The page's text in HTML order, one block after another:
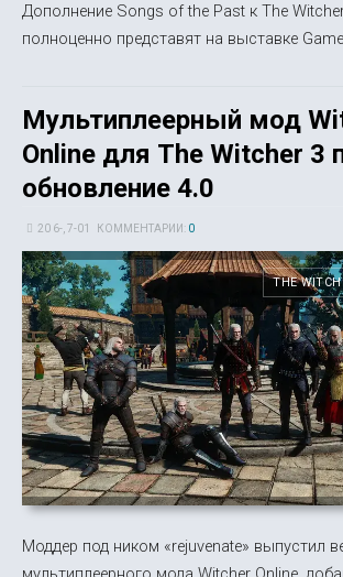
Дополнение Songs of the Past к The
полноценно представят на выставке
Мультиплеерный мод
Online для The Witcher 3
обновление 4.0
20 6-, 7-01 КОММЕНТАРИИ: 0
THE
Моддер под ником «rejuvenate» выпустил